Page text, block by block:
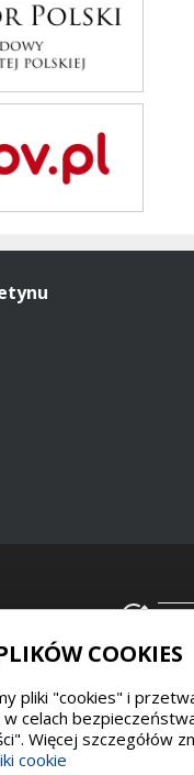
Polska
COOKIES
pliki "cookies" i
celach
Więcej szczegółów
cookie